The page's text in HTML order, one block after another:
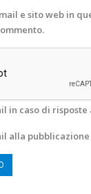
e sito web in
in caso di risposte
alla